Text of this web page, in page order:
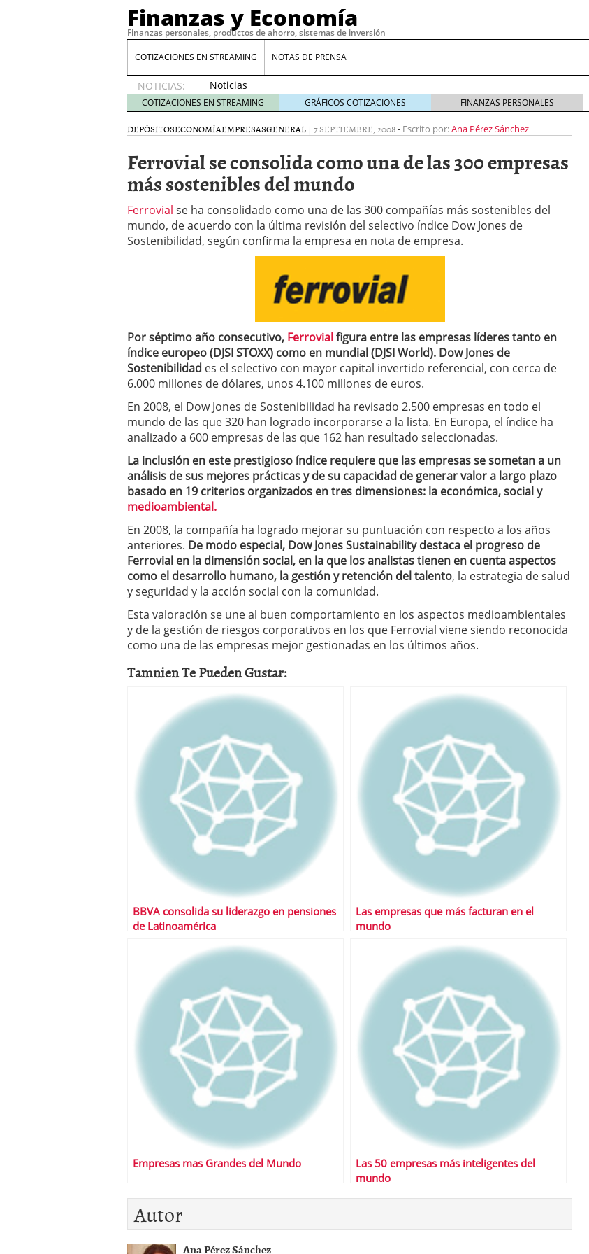
Finanzas y Economía
Finanzas personales, productos de ahorro, sistemas de inversión
COTIZACIONES EN STREAMING NOTAS DE PRENSA
NOTICIAS:
Noticias
de XRP
por qué
las
whales
suelen
tarde 16
de abril
de 2026
Comparativa Costes vs Agilidad: ¿Por qué el Préstamo Promotor privado
Meses sin intereses: Cómo aprovechar esta opción para gestionar tus
24 de noviembre de 2025
Planificar tu herencia también es una decisión financiera: cómo anticiparte
21 de noviembre de 2025
¿Cuánto cuesta un software punto de venta? 3 de octubre de 2025
COTIZACIONES EN STREAMING GRÁFICOS COTIZACIONES FINANZAS PERSONALES
DEPÓSITOSECONOMÍAEMPRESASGENERAL | 7 SEPTIEMBRE, 2008- Escrito por:Ana Pérez Sánchez
Ferrovial se consolida como una de las 300 empresas
más sostenibles del mundo
Ferrovial se ha consolidado como una de las 300 compañías más sostenibles del
mundo, de acuerdo con la última revisión del selectivo índice Dow Jones de
Sostenibilidad, según confirma la empresa en nota de empresa.
Por séptimo año consecutivo, Ferrovialfigura entre las empresas líderes tanto en
índice europeo (DJSI STOXX) como en mundial (DJSI World). Dow Jones de
Sostenibilidad es el selectivo con mayor capital invertido referencial, con cerca de
6.000 millones de dólares, unos 4.100 millones de euros.
En 2008, el Dow Jones de Sostenibilidad ha revisado 2.500 empresas en todo el
mundo de las que 320 han logrado incorporarse a la lista. En Europa, el índice ha
analizado a 600 empresas de las que 162 han resultado seleccionadas.
La inclusión en este prestigioso índice requiere que las empresas se sometan a un
análisis de sus mejores prácticas y de su capacidad de generar valor a largo plazo
basado en 19 criterios organizados en tres dimensiones: la económica, social y
medioambiental.
En 2008, la compañía ha logrado mejorar su puntuación con respecto a los años
anteriores. De modo especial, Dow Jones Sustainability destaca el progreso de
Ferrovial en la dimensión social, en la que los analistas tienen en cuenta aspectos
como el desarrollo humano, la gestión y retención del talento, la estrategia de salud
y seguridad y la acción social con la comunidad.
Esta valoración se une al buen comportamiento en los aspectos medioambientales
y de la gestión de riesgos corporativos en los que Ferrovial viene siendo reconocida
como una de las empresas mejor gestionadas en los últimos años.
Tamnien Te Pueden Gustar:
BBVA consolida su liderazgo en pensiones
de Latinoamérica
Las empresas que más facturan en el
mundo
Empresas mas Grandes del Mundo
Las 50 empresas más inteligentes del
mundo
Autor
Ana Pérez Sánchez